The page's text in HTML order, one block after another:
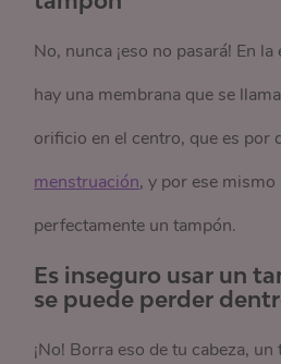
No, nunca ¡eso no pasará! En
hay una membrana que se llama
orificio en el centro, que es por
menstruación, y por ese
perfectamente un tampón.
Es inseguro usar un
se puede perder
¡No! Borra eso de tu cabeza,